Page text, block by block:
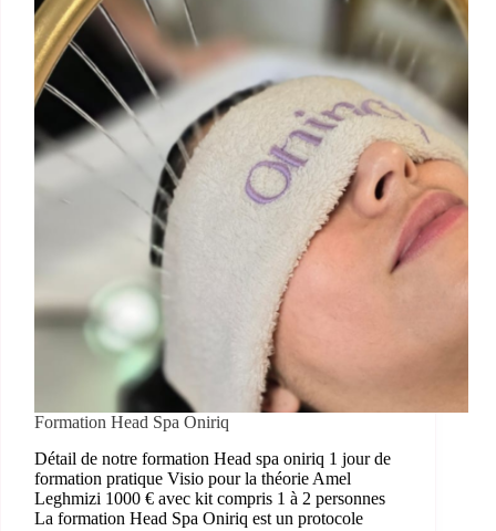
Formation Head Spa Oniriq
Détail de notre formation Head spa oniriq 1 jour de
formation pratique Visio pour la théorie Amel
Leghmizi 1000 € avec kit compris 1 à 2 personnes
La formation Head Spa Oniriq est un protocole